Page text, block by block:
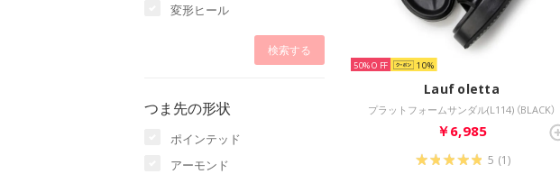
変形ヒール
つま先の形状
ポインテッド
アーモンド
50% 10
Lauf oletta
プラットフォームサンダル(L114) （BLACK）
￥6,985
5 (1)